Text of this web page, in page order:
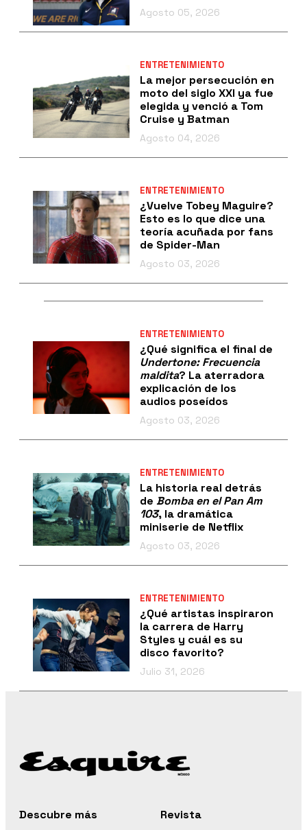
Agosto 05, 2026
ENTRETENIMIENTO
La mejor persecución en
moto del siglo XXI ya fue
elegida y venció a Tom
Cruise y Batman
Agosto 04, 2026
ENTRETENIMIENTO
¿Vuelve Tobey Maguire?
Esto es lo que dice una
teoría acuñada por fans
de Spider-Man
Agosto 03, 2026
ENTRETENIMIENTO
¿Qué significa el final de
Undertone: Frecuencia
maldita? La aterradora
explicación de los
audios poseídos
Agosto 03, 2026
ENTRETENIMIENTO
La historia real detrás
de Bomba en el Pan Am
103, la dramática
miniserie de Netflix
Agosto 03, 2026
ENTRETENIMIENTO
¿Qué artistas inspiraron
la carrera de Harry
Styles y cuál es su
disco favorito?
Julio 31, 2026
Descubre más
Revista